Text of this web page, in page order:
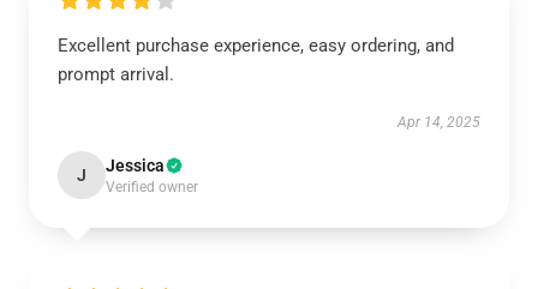
Excellent purchase experience, easy ordering, and
prompt arrival.
Apr 14, 2025
J Jessica
Verified owner